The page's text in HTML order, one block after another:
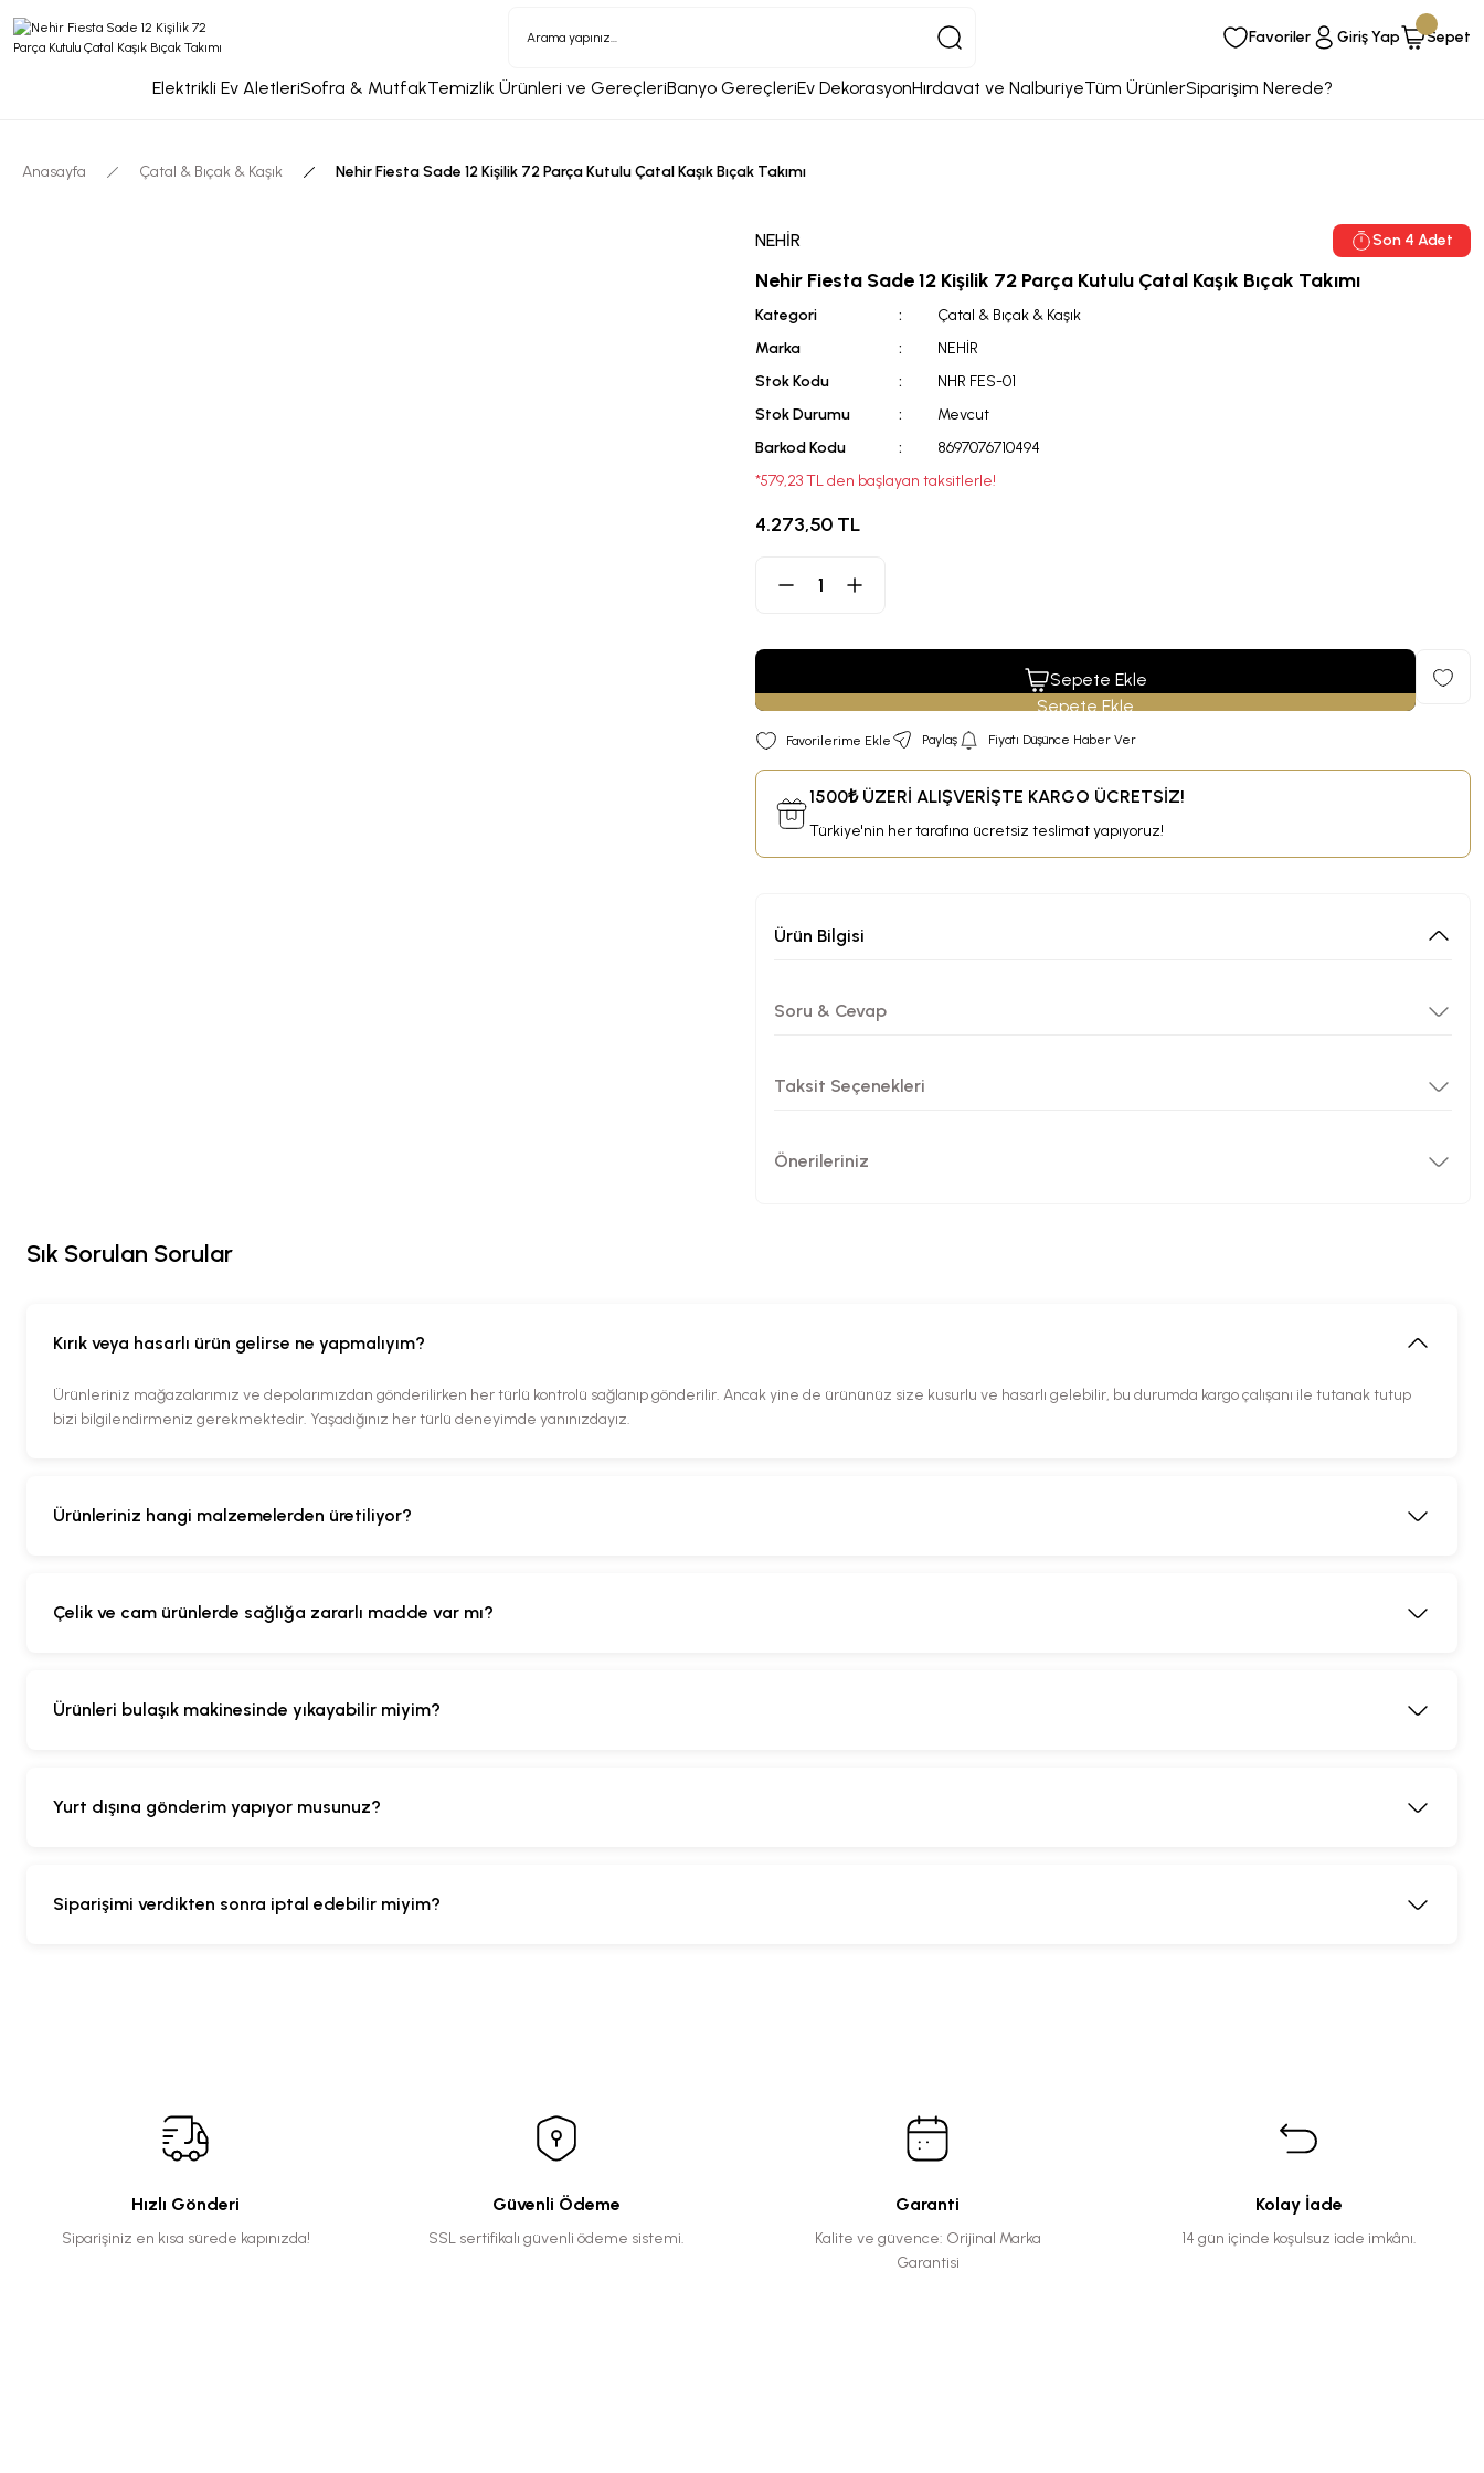
Favoriler Giriş Yap Sepet
Elektrikli Ev AletleriSofra & MutfakTemizlik Ürünleri ve GereçleriBanyo GereçleriEv DekorasyonHırdavat ve NalburiyeTüm ÜrünlerSiparişim Nerede?
Anasayfa Çatal & Bıçak & Kaşık Nehir Fiesta Sade 12 Kişilik 72 Parça Kutulu Çatal Kaşık Bıçak Takımı
NEHİR Son 4 Adet
Nehir Fiesta Sade 12 Kişilik 72 Parça Kutulu Çatal Kaşık Bıçak Takımı
Kategori
Çatal & Bıçak & Kaşık
Marka
NEHİR
Stok Kodu
NHR FES-01
Stok Durumu
Mevcut
Barkod Kodu
8697076710494
*579,23 TL den başlayan taksitlerle!
4.273,50 TL
Sepete Ekle
Paylaş Fiyatı Düşünce Haber Ver
1500₺ ÜZERİ ALIŞVERİŞTE KARGO ÜCRETSİZ!
Türkiye'nin her tarafına ücretsiz teslimat yapıyoruz!
Ürün Bilgisi
Soru & Cevap
Taksit Seçenekleri
Önerileriniz
Sık Sorulan Sorular
Kırık veya hasarlı ürün gelirse ne yapmalıyım?
Ürünleriniz mağazalarımız ve depolarımızdan gönderilirken her türlü kontrolü sağlanıp gönderilir. Ancak yine de ürününüz size kusurlu ve hasarlı gelebilir, bu durumda kargo çalışanı ile tutanak tutup
bizi bilgilendirmeniz gerekmektedir. Yaşadığınız her türlü deneyimde yanınızdayız.
Ürünleriniz hangi malzemelerden üretiliyor?
Çelik ve cam ürünlerde sağlığa zararlı madde var mı?
Ürünleri bulaşık makinesinde yıkayabilir miyim?
Yurt dışına gönderim yapıyor musunuz?
Siparişimi verdikten sonra iptal edebilir miyim?
Hızlı Gönderi
Siparişiniz en kısa sürede kapınızda!
Güvenli Ödeme
SSL sertifikalı güvenli ödeme sistemi.
Garanti
Kalite ve güvence: Orijinal Marka
Garantisi
Kolay İade
14 gün içinde koşulsuz iade imkânı.